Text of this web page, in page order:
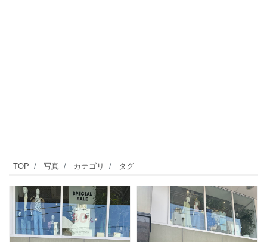
TOP 写真 カテゴリ タグ